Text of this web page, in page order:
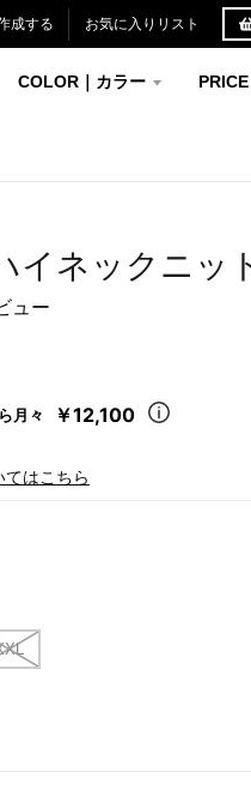
成する お気に入りリスト
COLOR｜カラー
イネックニッ
ュー
月々 ￥12,100
はこちら